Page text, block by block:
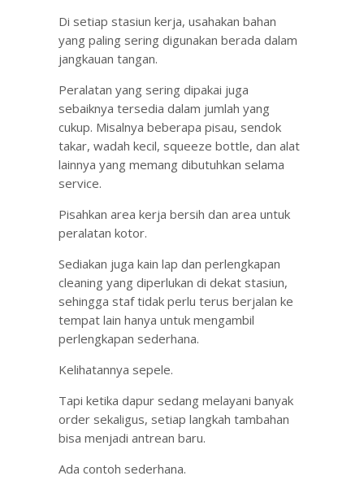
Di setiap stasiun kerja, usahakan bahan
yang paling sering digunakan berada dalam
jangkauan tangan.
Peralatan yang sering dipakai juga
sebaiknya tersedia dalam jumlah yang
cukup. Misalnya beberapa pisau, sendok
takar, wadah kecil, squeeze bottle, dan alat
lainnya yang memang dibutuhkan selama
service.
Pisahkan area kerja bersih dan area untuk
peralatan kotor.
Sediakan juga kain lap dan perlengkapan
cleaning yang diperlukan di dekat stasiun,
sehingga staf tidak perlu terus berjalan ke
tempat lain hanya untuk mengambil
perlengkapan sederhana.
Kelihatannya sepele.
Tapi ketika dapur sedang melayani banyak
order sekaligus, setiap langkah tambahan
bisa menjadi antrean baru.
Ada contoh sederhana.